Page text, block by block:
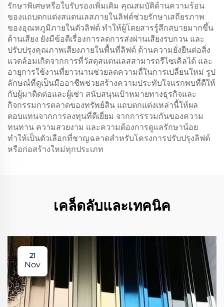
รักษาพิเศษหรือใบรับรองเพิ่มเติม คุณสมบัติด้านความร้อน
ของแถบตกแต่งสแตนเลสภายในลิฟต์ช่วยรักษาเสถียรภาพ
ของอุณหภูมิภายในตัวลิฟต์ ทำให้ผู้โดยสารรู้สึกสบายมากขึ้น
ด้านเสียง ยังมีข้อดีเรื่องการลดการส่งผ่านเสียงรบกวน และ
ปรับปรุงคุณภาพเสียงภายในพื้นที่ลิฟต์ ด้านความยั่งยืนต่อสิ่ง
แวดล้อมเกิดจากการที่วัสดุสแตนเลสสามารถรีไซเคิลได้ และ
อายุการใช้งานที่ยาวนานช่วยลดความถี่ในการเปลี่ยนใหม่ รูป
ลักษณ์ที่ดูเป็นมืออาชีพช่วยสร้างความประทับใจแรกพบที่ดีให้
กับผู้มาติดต่อและผู้เช่า สนับสนุนเป้าหมายทางธุรกิจและ
กิจกรรมการตลาดของทรัพย์สิน แถบตกแต่งเหล่านี้ให้ผล
ตอบแทนจากการลงทุนที่ดีเยี่ยม จากการรวมกันของความ
ทนทาน ความสวยงาม และความต้องการดูแลรักษาน้อย
ทำให้เป็นตัวเลือกที่ชาญฉลาดสำหรับโครงการปรับปรุงลิฟต์
หรือก่อสร้างใหม่ทุกประเภท
เคล็ดลับและเทคนิค
21
Nov